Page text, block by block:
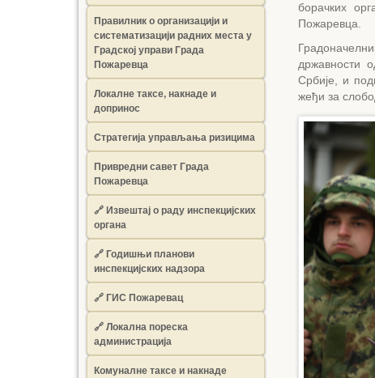
Правилник о организацији и
систематизацији радних места у
Градској управи Града
Пожаревца
Локалне таксе, накнаде и
допринос
Стратегија управљања ризицима
Привредни савет Града
Пожаревца
🔗Извештај о раду инспекцијских
органа
🔗Годишњи планови
инспекцијских надзора
🔗 ГИС Пожаревац
🔗 Локална пореска
администрација
Комуналне таксе и накнаде
борачких
Пожаревца.
државности
Србије, и
жеђи за